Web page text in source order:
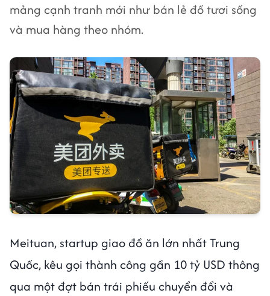
mảng cạnh tranh mới như bán lẻ đồ tươi sống
và mua hàng theo nhóm.
Meituan, startup giao đồ ăn lớn nhất Trung
Quốc, kêu gọi thành công gần 10 tỷ USD thông
qua một đợt bán trái phiếu chuyển đổi và